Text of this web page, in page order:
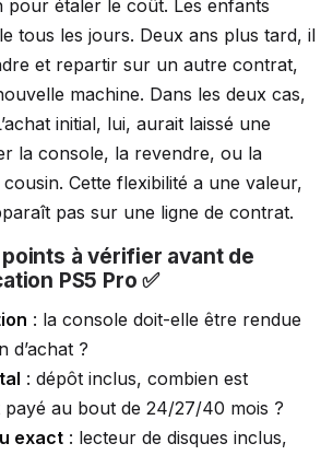
pour étaler le coût. Les enfants
tous les jours. Deux ans plus tard, il
et repartir sur un autre contrat,
machine. Dans les deux cas,
initial, lui, aurait laissé une
la console, la revendre, ou la
Cette flexibilité a une valeur,
pas sur une ligne de contrat.
à vérifier avant de
PS5 Pro ✅
: la console doit-elle être rendue
d’achat ?
: dépôt inclus, combien est
payé au bout de 24/27/40 mois ?
exact: lecteur de disques inclus,